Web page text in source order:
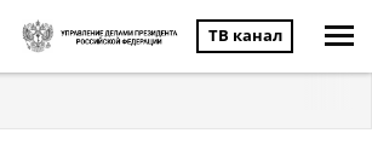
ТВ канал